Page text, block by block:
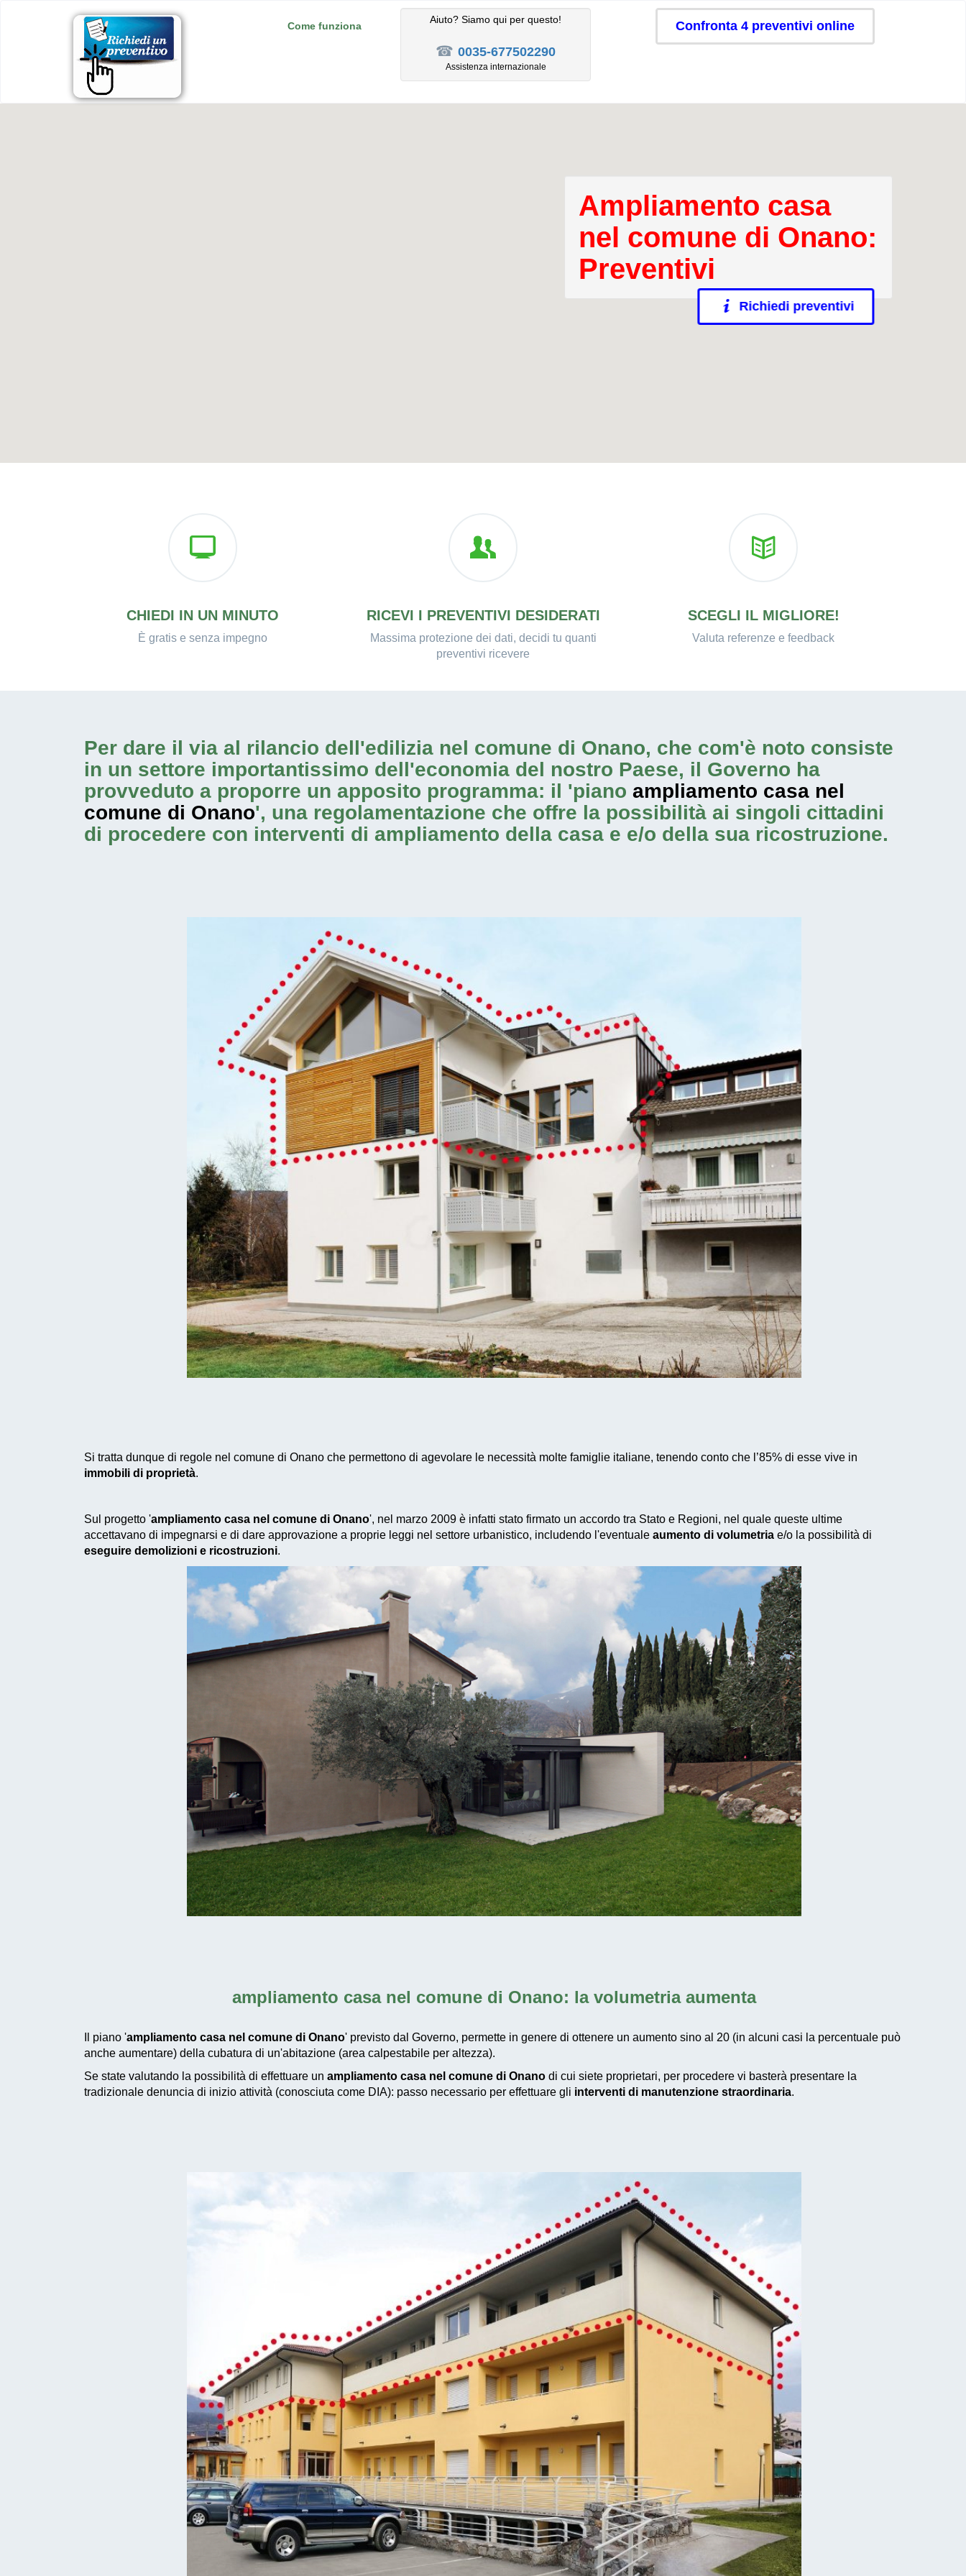
Come funziona
Aiuto? Siamo qui per questo!
☎ 0035-677502290
Assistenza internazionale
Confronta 4 preventivi online
Ampliamento casa
nel comune di Onano:
Preventivi
Richiedi preventivi
CHIEDI IN UN MINUTO
È gratis e senza impegno
RICEVI I PREVENTIVI DESIDERATI
Massima protezione dei dati, decidi tu quanti
preventivi ricevere
SCEGLI IL MIGLIORE!
Valuta referenze e feedback
Per dare il via al rilancio dell'edilizia nel comune di Onano, che com'è noto consiste
in un settore importantissimo dell'economia del nostro Paese, il Governo ha
provveduto a proporre un apposito programma: il 'piano ampliamento casa nel
comune di Onano', una regolamentazione che offre la possibilità ai singoli cittadini
di procedere con interventi di ampliamento della casa e e/o della sua ricostruzione.
Si tratta dunque di regole nel comune di Onano che permettono di agevolare le necessità molte famiglie italiane, tenendo conto che l’85% di esse vive in
immobili di proprietà.
Sul progetto 'ampliamento casa nel comune di Onano', nel marzo 2009 è infatti stato firmato un accordo tra Stato e Regioni, nel quale queste ultime
accettavano di impegnarsi e di dare approvazione a proprie leggi nel settore urbanistico, includendo l'eventuale aumento di volumetria e/o la possibilità di
eseguire demolizioni e ricostruzioni.
ampliamento casa nel comune di Onano: la volumetria aumenta
Il piano 'ampliamento casa nel comune di Onano' previsto dal Governo, permette in genere di ottenere un aumento sino al 20 (in alcuni casi la percentuale può
anche aumentare) della cubatura di un'abitazione (area calpestabile per altezza).
Se state valutando la possibilità di effettuare un ampliamento casa nel comune di Onano di cui siete proprietari, per procedere vi basterà presentare la
tradizionale denuncia di inizio attività (conosciuta come DIA): passo necessario per effettuare gli interventi di manutenzione straordinaria.